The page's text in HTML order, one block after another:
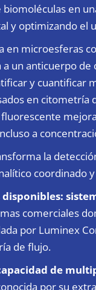
en
y optimizando el
en microesferas
un anticuerpo
y cuantificar
en
a
la
coordinado
comerciales
por Luminex
de flujo.
de
por su